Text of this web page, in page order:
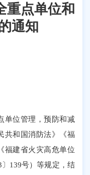
重点单位和
通知
位管理，预防和减
共和国消防法》《福
福建省火灾高危单位
139号）等规定，结